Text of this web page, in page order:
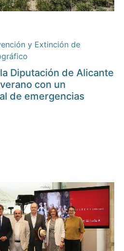
y Extinción de
Diputación de Alicante
con un
de emergencias